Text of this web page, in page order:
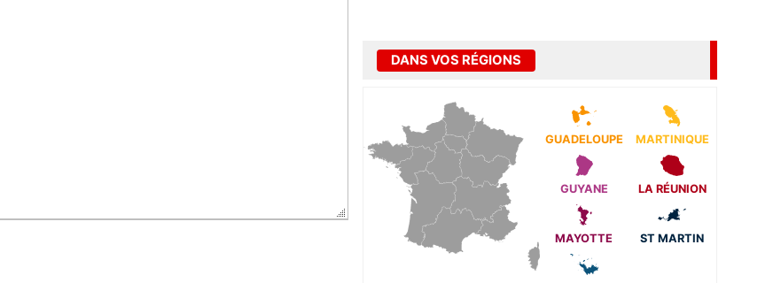
DANS VOS RÉGIONS
GUADELOUPE MARTINIQUE
GUYANE LA RÉUNION
MAYOTTE ST MARTIN